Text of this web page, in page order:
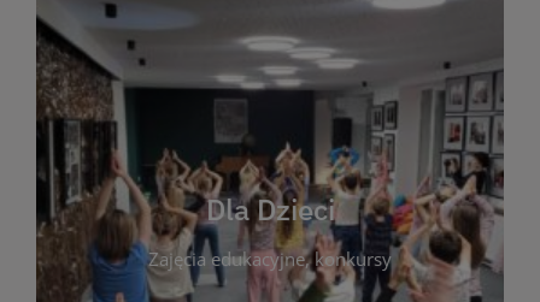
Dla Dzieci
Zajęcia edukacyjne, konkursy
plastycznych i spotkaniach z autorami książek dla
dzieci. Biblioteka oferuje bogaty wybór bajek,
opowiadań i lektur szkolnych, a także przyjazny
kącik do wspólnego czytania. Pragniemy
rozbudzać miłość do książek od najmłodszych lat.
Zapraszamy do wspólnej zabawy i odkrywania
świata literatury!
WIĘCEJ